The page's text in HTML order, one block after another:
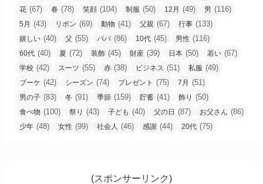
花 (67) 春 (78) 笑顔 (104) 制服 (50) 12月 (49) 男 (116)
5月 (43) リボン (69) 動物 (41) 父親 (67) 行事 (133)
嬉しい (40) 父 (55) パパ (86) 10代 (45) 男性 (116)
60代 (40) 夏 (72) 装飾 (45) 財産 (39) 日本 (50) 若い (67)
学校 (42) スーツ (55) 赤 (38) ビジネス (51) 私服 (49)
ブーケ (42) シーズン (74) プレゼント (75) 7月 (51)
男の子 (83) 冬 (91) 季節 (159) 貯蓄 (41) 飾り (50)
食べ物 (100) 祭り (43) 子ども (40) 父の日 (87) お父さん (86)
少年 (48) 女性 (99) 社会人 (46) 感謝 (44) 20代 (75)
(スポンサーリンク)